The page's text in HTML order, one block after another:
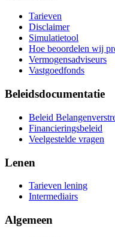
Tarieven
Disclaimer
Simulatietool
Hoe beoordelen wij
Vermogensadviseurs
Vastgoedfonds
Beleidsdocumentatie
Beleid
Financieringsbeleid
Veelgestelde vragen
Lenen
Tarieven lening
Intermediairs
Algemeen